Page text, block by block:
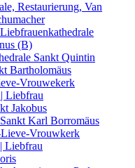
Restaurierung, Van
(B)
Sankt Quintin
Bartholomäus
Vrouwekerk
Liebfrau
Jakobus
Karl Borromäus
Vrouwkerk
Liebfrau